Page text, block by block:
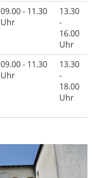
09.00 - 11.30
Uhr
13.30
-
16.00
Uhr
09.00 - 11.30
Uhr
13.30
-
18.00
Uhr